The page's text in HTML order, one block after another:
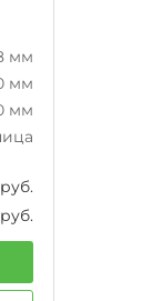
мм
мм
мм
руб.
руб.